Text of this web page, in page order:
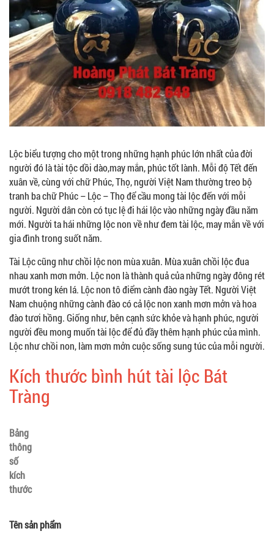
Lộc biểu tượng cho một trong những hạnh phúc lớn nhất của đời
người đó là tài tộc dồi dào,may mắn, phúc tốt lành. Mỗi độ Tết đến
xuân về, cùng với chữ Phúc, Thọ, người Việt Nam thường treo bộ
tranh ba chữ Phúc – Lộc – Thọ để cầu mong tài lộc đến với mỗi
người. Người dân còn có tục lệ đi hái lộc vào những ngày đầu năm
mới. Người ta hái những lộc non về như đem tài lộc, may mắn về với
gia đình trong suốt năm.
Tài Lộc cũng như chồi lộc non mùa xuân. Mùa xuân chồi lộc đua
nhau xanh mơn mởn. Lộc non là thành quả của những ngày đông rét
mướt trong kén lá. Lộc non tô điểm cành đào ngày Tết. Người Việt
Nam chuộng những cành đào có cả lộc non xanh mơn mởn và hoa
đào tươi hồng. Giống như, bên cạnh sức khỏe và hạnh phúc, người
người đều mong muốn tài lộc để đủ đầy thêm hạnh phúc của mình.
Lộc như chồi non, làm mơn mởn cuộc sống sung túc của mỗi người.
Kích thước bình hút tài lộc Bát
Tràng
Bảng
thông
số
kích
thước
Tên sản phẩm